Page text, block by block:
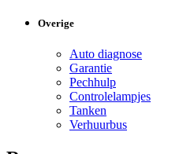
Overige
Auto diagnose
Garantie
Pechhulp
Controlelampjes
Tanken
Verhuurbus